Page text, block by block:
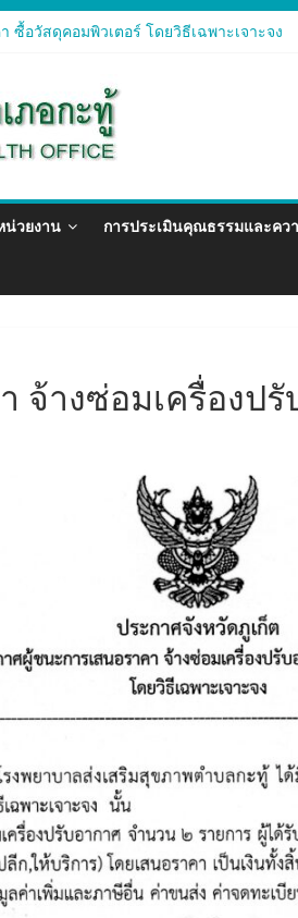
ซื้อวัสดุคอมพิวเตอร์ โดยวิธีเฉพาะเจาะจง
วัสดุงานบ้านงานครัว โดยวิธีเฉพาะเจาะจง
ซื้อวัสดุสำนักงาน โดยวิธีเฉพาะเจาะจง
น่วยงาน การประเมินคุณธรรมและคว
จ้างซ่อมเครื่องป